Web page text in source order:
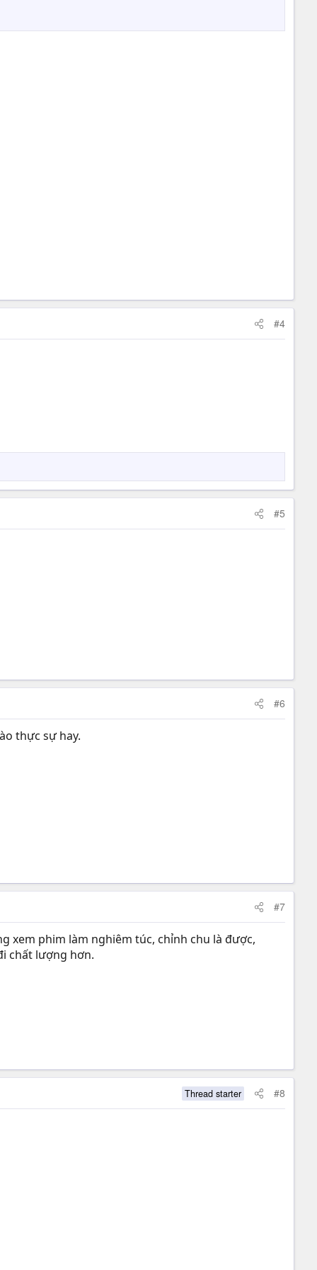
#4
#5
#6
thực sự hay.
#7
xem phim làm nghiêm túc, chỉnh chu là được,
chất lượng hơn.
Thread starter #8